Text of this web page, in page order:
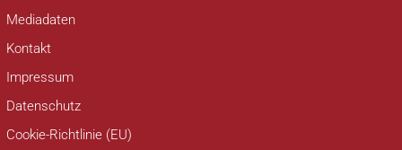
Mediadaten
Kontakt
Impressum
Datenschutz
Cookie-Richtlinie (EU)